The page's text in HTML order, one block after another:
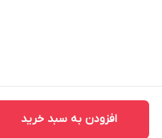
افزودن به سبد خرید